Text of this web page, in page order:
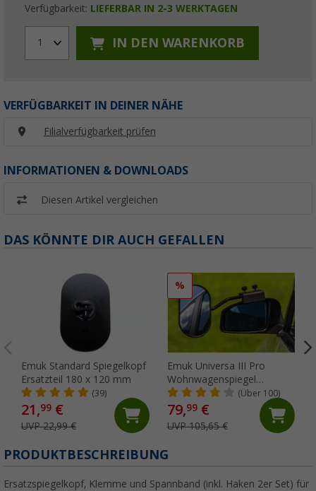
Verfügbarkeit: LIEFERBAR IN 2-3 WERKTAGEN
1 IN DEN WARENKORB
VERFÜGBARKEIT IN DEINER NÄHE
Filialverfügbarkeit prüfen
INFORMATIONEN & DOWNLOADS
Diesen Artikel vergleichen
DAS KÖNNTE DIR AUCH GEFALLEN
Emuk Standard Spiegelkopf
Ersatzteil 180 x 120 mm
(39)
21,99 €
UVP 22,99 €
%
Emuk Universa III Pro
Wohnwagenspiegel
universal schwarz im Paar
(Über 100)
79,99€
UVP 105,65 €
PRODUKTBESCHREIBUNG
Ersatzspiegelkopf, Klemme und Spannband (inkl. Haken 2er Set) für